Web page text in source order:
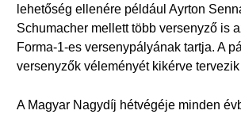
lehetőség ellenére például Ayrton
Schumacher mellett több versenyző is
Forma-1-es versenypályának tartja. A
versenyzők véleményét kikérve
A Magyar Nagydíj hétvégéje minden